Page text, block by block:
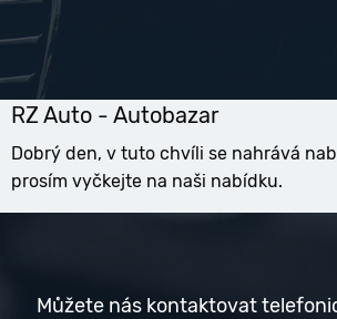
RZ Auto - Autobazar
Dobrý den, v tuto chvíli se nahrává
prosím vyčkejte na naši nabídku.
Můžete nás kontaktovat